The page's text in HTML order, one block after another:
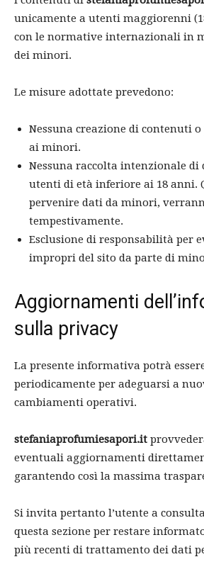
unicamente a utenti maggiorenni
con le normative internazionali in
dei minori.
Le misure adottate prevedono:
Nessuna creazione di contenuti
ai minori.
Nessuna raccolta intenzionale
utenti di età inferiore ai 18 anni.
pervenire dati da minori,
tempestivamente.
Esclusione di responsabilità per
impropri del sito da parte di
Aggiornamenti
sulla privacy
La presente informativa potrà
periodicamente per adeguarsi a
cambiamenti operativi.
stefaniaprofumiesapori.it
eventuali aggiornamenti
garantendo così la massima
Si invita pertanto l’utente a
questa sezione per restare
più recenti di trattamento dei dati